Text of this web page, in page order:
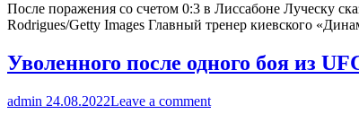
После поражения со счетом 0:3 в Лиссабоне Луческу
Rodrigues/Getty Images Главный тренер киевского
Уволенного после одного боя из
admin 24.08.2022Leave a comment